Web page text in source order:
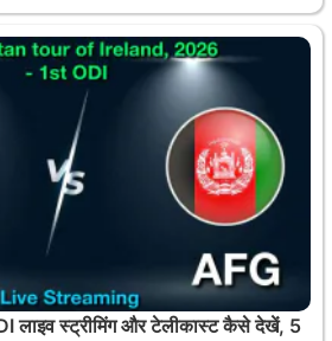
लाइव स्ट्रीमिंग और टेलीकास्ट कैसे देखें, 5